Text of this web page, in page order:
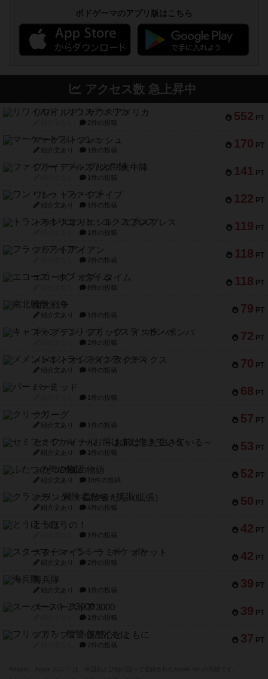
ボドゲーマのアプリ版はこちら
アクセス数 急上昇中
552 PT
リワイルド：サウスアメリカ
2件の投稿
170 PT
マーケットフレッシュ
紹介文あり 1件の投稿
141 PT
ファイアー・ブルズ / 火牛陣
1件の投稿
122 PT
ワン・トゥ・ファイブ
紹介文あり 1件の投稿
119 PT
トランスオリエント・エクスプレス
1件の投稿
118 PT
フラットアイアン
2件の投稿
118 PT
エコーズ・オブ・タイム
8件の投稿
79 PT
南北戦争
紹介文あり 1件の投稿
72 PT
キャプテン・フリップ：イスラ・ボンバ
2件の投稿
70 PT
メメントオンラインタクティクス
紹介文あり 4件の投稿
68 PT
パーミッド
1件の投稿
57 PT
クリーグ
紹介文あり 1件の投稿
53 PT
セミファイナル ～お前はまだ生きている～
紹介文あり 1件の投稿
52 PT
ふたつの街の物語
紹介文あり 18件の投稿
50 PT
クランク! ：冒険者たち（拡張）
紹介文あり 4件の投稿
42 PT
とうほうの！
1件の投稿
42 PT
スターマイン・ラミー ポケット
紹介文あり 2件の投稿
39 PT
海兵隊
紹介文あり 1件の投稿
39 PT
スーパーストア3000
1件の投稿
37 PT
フリップ７：復讐心とともに
2件の投稿